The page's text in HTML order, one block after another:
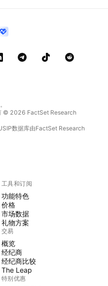
© 2026 FactSet Research
数据库由FactSet Research
工具和订阅
功能特色
价格
市场数据
礼物方案
交易
概览
经纪商
经纪商比较
The Leap
特别优惠